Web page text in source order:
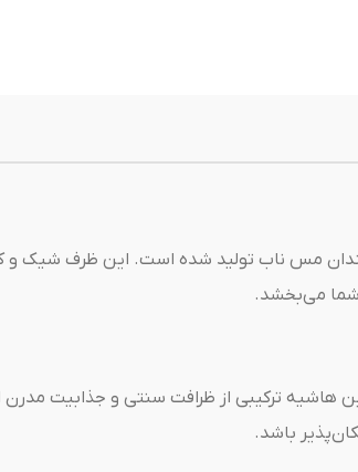
مس ناب تولید شده است. این ظرف شیک و
شما می‌بخشد.
ترکیبی از ظرافت سنتی و جذابیت مدرن
باشد.